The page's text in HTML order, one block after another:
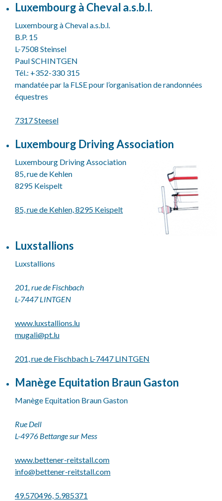
Luxembourg à Cheval a.s.b.l.
Luxembourg à Cheval a.s.b.l.
B.P. 15
L-7508 Steinsel
Paul SCHINTGEN
Tél.: +352-330 315
mandatée par la FLSE pour l’organisation de randonnées
équestres
7317 Steesel
Luxembourg Driving Association
Luxembourg Driving Association
85, rue de Kehlen
8295 Keispelt
85, rue de Kehlen, 8295 Keispelt
Luxstallions
Luxstallions
201, rue de Fischbach
L-7447 LINTGEN
www.luxstallions.lu
mugali@pt.lu
201, rue de Fischbach L-7447 LINTGEN
Manège Equitation Braun Gaston
Manège Equitation Braun Gaston
Rue Dell
L-4976 Bettange sur Mess
www.bettener-reitstall.com
info@bettener-reitstall.com
49.570496, 5.985371